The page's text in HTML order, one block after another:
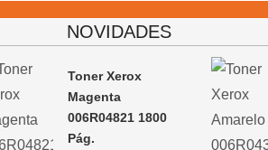
NOVIDADES
Toner Xerox
Magenta
006R04821 1800
Pág.